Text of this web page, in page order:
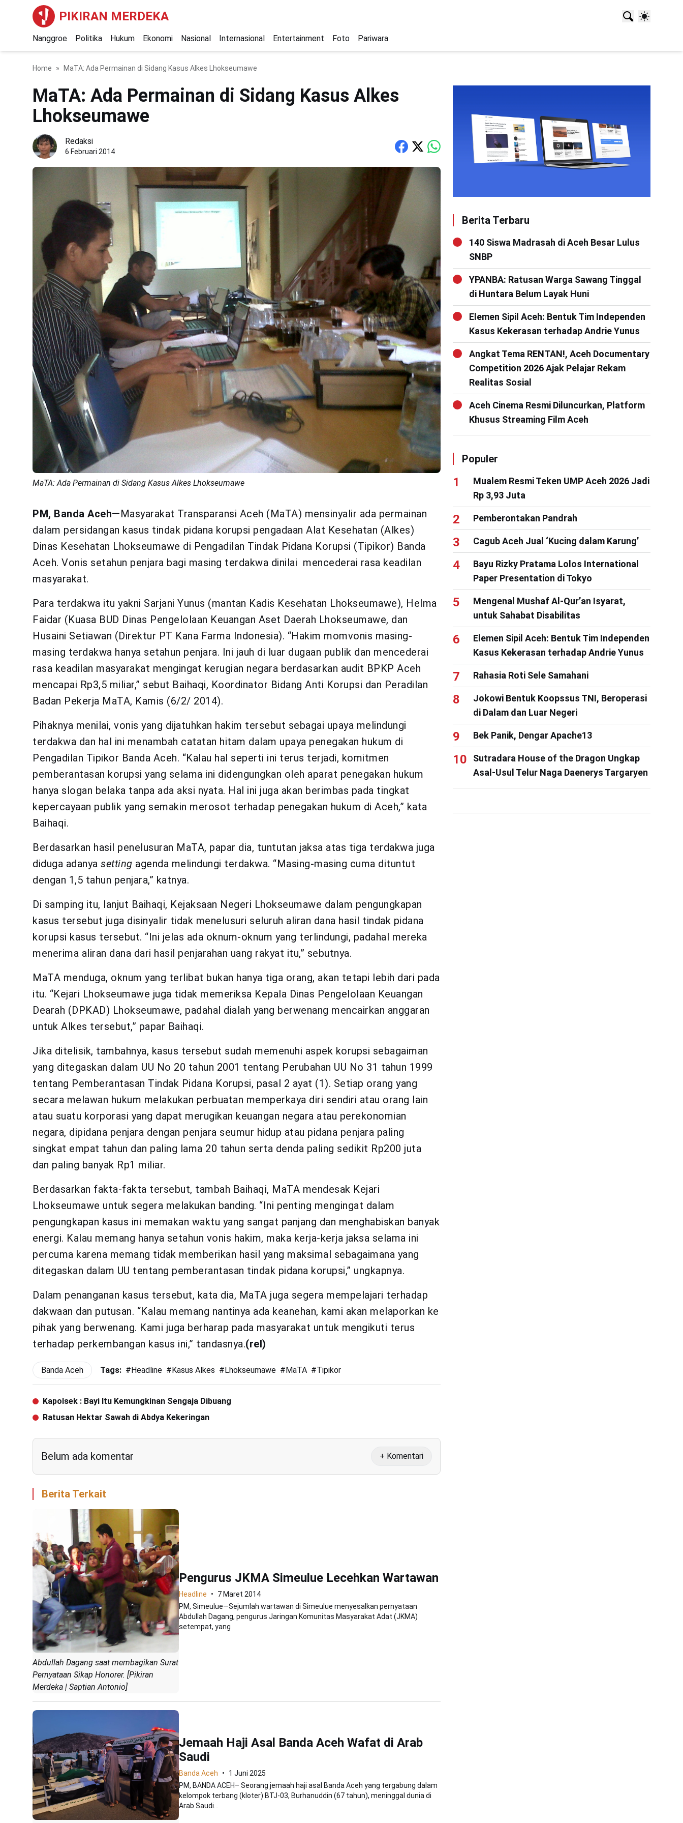
PIKIRAN MERDEKA
Nanggroe Politika Hukum Ekonomi Nasional Internasional Entertainment Foto Pariwara
Home MaTA: Ada Permainan di Sidang Kasus Alkes Lhokseumawe
MaTA: Ada Permainan di Sidang Kasus Alkes
Lhokseumawe
Redaksi
6 Februari 2014
MaTA: Ada Permainan di Sidang Kasus Alkes Lhokseumawe
PM, Banda Aceh—Masyarakat Transparansi Aceh (MaTA) mensinyalir ada permainan
dalam persidangan kasus tindak pidana korupsi pengadaan Alat Kesehatan (Alkes)
Dinas Kesehatan Lhokseumawe di Pengadilan Tindak Pidana Korupsi (Tipikor) Banda
Aceh. Vonis setahun penjara bagi masing terdakwa dinilai mencederai rasa keadilan
masyarakat.
Para terdakwa itu yakni Sarjani Yunus (mantan Kadis Kesehatan Lhokseumawe), Helma
Faidar (Kuasa BUD Dinas Pengelolaan Keuangan Aset Daerah Lhokseumawe, dan
Husaini Setiawan (Direktur PT Kana Farma Indonesia). “Hakim momvonis masing-
masing terdakwa hanya setahun penjara. Ini jauh di luar dugaan publik dan mencederai
rasa keadilan masyarakat mengingat kerugian negara berdasarkan audit BPKP Aceh
mencapai Rp3,5 miliar,” sebut Baihaqi, Koordinator Bidang Anti Korupsi dan Peradilan
Badan Pekerja MaTA, Kamis (6/2/ 2014).
Pihaknya menilai, vonis yang dijatuhkan hakim tersebut sebagai upaya melindungi
terdakwa dan hal ini menambah catatan hitam dalam upaya penegakan hukum di
Pengadilan Tipikor Banda Aceh. “Kalau hal seperti ini terus terjadi, komitmen
pemberantasan korupsi yang selama ini didengungkan oleh aparat penegakan hukum
hanya slogan belaka tanpa ada aksi nyata. Hal ini juga akan berimbas pada tingkat
kepercayaan publik yang semakin merosot terhadap penegakan hukum di Aceh,” kata
Baihaqi.
Berdasarkan hasil penelusuran MaTA, papar dia, tuntutan jaksa atas tiga terdakwa juga
diduga adanya setting agenda melindungi terdakwa. “Masing-masing cuma dituntut
dengan 1,5 tahun penjara,” katnya.
Di samping itu, lanjut Baihaqi, Kejaksaan Negeri Lhokseumawe dalam pengungkapan
kasus tersebut juga disinyalir tidak menelusuri seluruh aliran dana hasil tindak pidana
korupsi kasus tersebut. “Ini jelas ada oknum-oknum yang terlindungi, padahal mereka
menerima aliran dana dari hasil penjarahan uang rakyat itu,” sebutnya.
MaTA menduga, oknum yang terlibat bukan hanya tiga orang, akan tetapi lebih dari pada
itu. “Kejari Lhokseumawe juga tidak memeriksa Kepala Dinas Pengelolaan Keuangan
Dearah (DPKAD) Lhokseumawe, padahal dialah yang berwenang mencairkan anggaran
untuk Alkes tersebut,” papar Baihaqi.
Jika ditelisik, tambahnya, kasus tersebut sudah memenuhi aspek korupsi sebagaiman
yang ditegaskan dalam UU No 20 tahun 2001 tentang Perubahan UU No 31 tahun 1999
tentang Pemberantasan Tindak Pidana Korupsi, pasal 2 ayat (1). Setiap orang yang
secara melawan hukum melakukan perbuatan memperkaya diri sendiri atau orang lain
atau suatu korporasi yang dapat merugikan keuangan negara atau perekonomian
negara, dipidana penjara dengan penjara seumur hidup atau pidana penjara paling
singkat empat tahun dan paling lama 20 tahun serta denda paling sedikit Rp200 juta
dan paling banyak Rp1 miliar.
Berdasarkan fakta-fakta tersebut, tambah Baihaqi, MaTA mendesak Kejari
Lhokseumawe untuk segera melakukan banding. “Ini penting mengingat dalam
pengungkapan kasus ini memakan waktu yang sangat panjang dan menghabiskan banyak
energi. Kalau memang hanya setahun vonis hakim, maka kerja-kerja jaksa selama ini
percuma karena memang tidak memberikan hasil yang maksimal sebagaimana yang
ditegaskan dalam UU tentang pemberantasan tindak pidana korupsi,” ungkapnya.
Dalam penanganan kasus tersebut, kata dia, MaTA juga segera mempelajari terhadap
dakwaan dan putusan. “Kalau memang nantinya ada keanehan, kami akan melaporkan ke
pihak yang berwenang. Kami juga berharap pada masyarakat untuk mengikuti terus
terhadap perkembangan kasus ini,” tandasnya.(rel)
Banda Aceh Tags: #Headline #Kasus Alkes #Lhokseumawe #MaTA #Tipikor
Kapolsek : Bayi Itu Kemungkinan Sengaja Dibuang
Ratusan Hektar Sawah di Abdya Kekeringan
Belum ada komentar + Komentari
Berita Terkait
Abdullah Dagang saat membagikan Surat
Pernyataan Sikap Honorer. [Pikiran
Merdeka | Saptian Antonio]
Pengurus JKMA Simeulue Lecehkan Wartawan
Headline
7 Maret 2014
PM, Simeulue—Sejumlah wartawan di Simeulue menyesalkan pernyataan
Abdullah Dagang, pengurus Jaringan Komunitas Masyarakat Adat (JKMA)
setempat, yang
Jemaah Haji Asal Banda Aceh Wafat di Arab
Saudi
Banda Aceh
1 Juni 2025
PM, BANDA ACEH– Seorang jemaah haji asal Banda Aceh yang tergabung dalam
kelompok terbang (kloter) BTJ-03, Burhanuddin (67 tahun), meninggal dunia di
Arab Saudi...
Berita Terbaru
140 Siswa Madrasah di Aceh Besar Lulus
SNBP
YPANBA: Ratusan Warga Sawang Tinggal
di Huntara Belum Layak Huni
Elemen Sipil Aceh: Bentuk Tim Independen
Kasus Kekerasan terhadap Andrie Yunus
Angkat Tema RENTAN!, Aceh Documentary
Competition 2026 Ajak Pelajar Rekam
Realitas Sosial
Aceh Cinema Resmi Diluncurkan, Platform
Khusus Streaming Film Aceh
Populer
Mualem Resmi Teken UMP Aceh 2026 Jadi
Rp 3,93 Juta
Pemberontakan Pandrah
Cagub Aceh Jual ‘Kucing dalam Karung’
Bayu Rizky Pratama Lolos International
Paper Presentation di Tokyo
Mengenal Mushaf Al-Qur’an Isyarat,
untuk Sahabat Disabilitas
Elemen Sipil Aceh: Bentuk Tim Independen
Kasus Kekerasan terhadap Andrie Yunus
Rahasia Roti Sele Samahani
Jokowi Bentuk Koopssus TNI, Beroperasi
di Dalam dan Luar Negeri
Bek Panik, Dengar Apache13
Sutradara House of the Dragon Ungkap
Asal-Usul Telur Naga Daenerys Targaryen